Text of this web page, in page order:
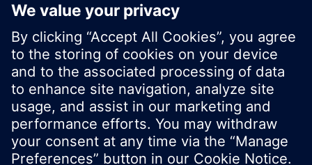
© Siemens Switzerland Ltd. 2018
Le portefeuille des produits peut varier en